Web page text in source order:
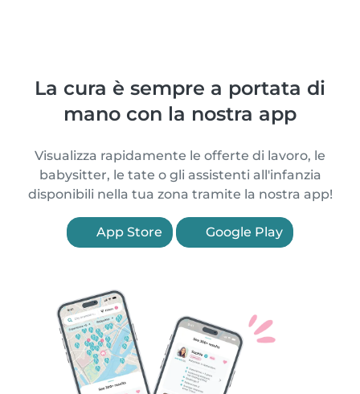
La cura è sempre a portata di
mano con la nostra app
Visualizza rapidamente le offerte di lavoro, le
babysitter, le tate o gli assistenti all'infanzia
disponibili nella tua zona tramite la nostra app!
App Store Google Play